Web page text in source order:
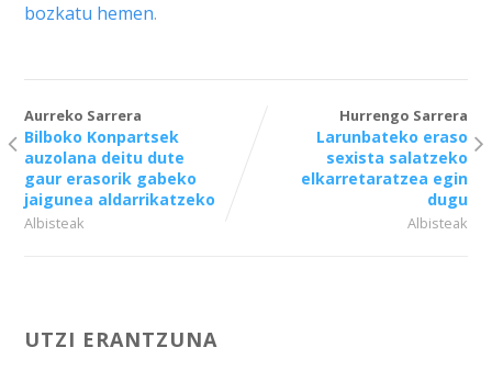
bozkatu hemen.
Aurreko Sarrera
Bilboko Konpartsek
auzolana deitu dute
gaur erasorik gabeko
jaigunea aldarrikatzeko
Albisteak
Hurrengo Sarrera
Larunbateko eraso
sexista salatzeko
elkarretaratzea egin
dugu
Albisteak
UTZI ERANTZUNA